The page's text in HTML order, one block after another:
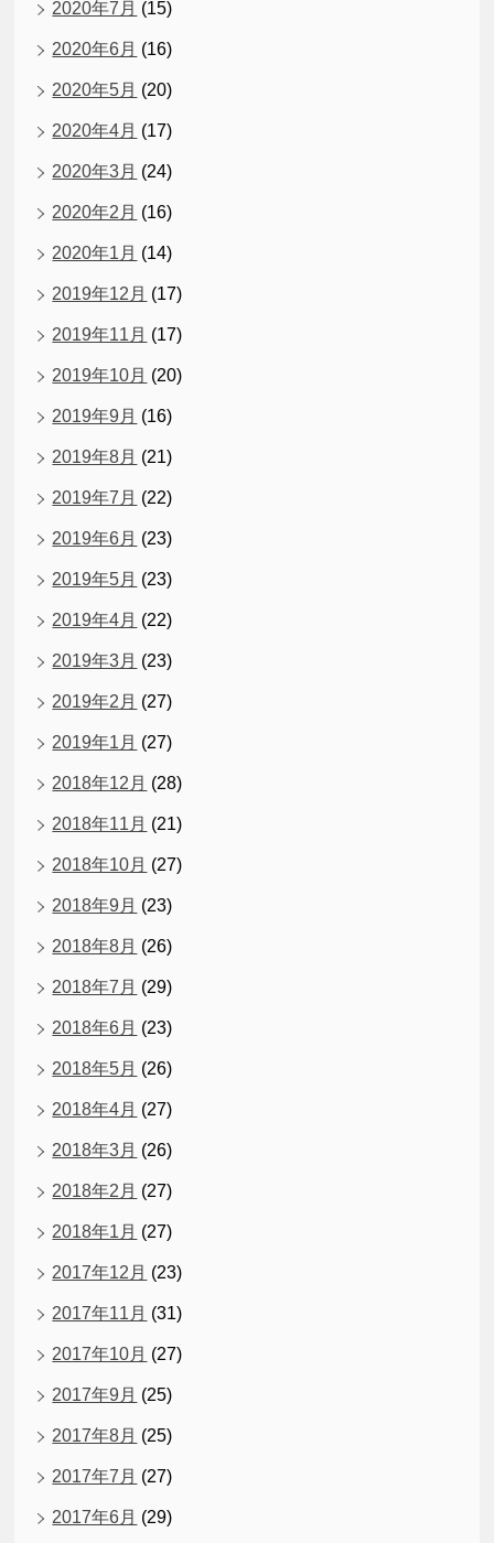
2020年7月 (15)
2020年6月 (16)
2020年5月 (20)
2020年4月 (17)
2020年3月 (24)
2020年2月 (16)
2020年1月 (14)
2019年12月 (17)
2019年11月 (17)
2019年10月 (20)
2019年9月 (16)
2019年8月 (21)
2019年7月 (22)
2019年6月 (23)
2019年5月 (23)
2019年4月 (22)
2019年3月 (23)
2019年2月 (27)
2019年1月 (27)
2018年12月 (28)
2018年11月 (21)
2018年10月 (27)
2018年9月 (23)
2018年8月 (26)
2018年7月 (29)
2018年6月 (23)
2018年5月 (26)
2018年4月 (27)
2018年3月 (26)
2018年2月 (27)
2018年1月 (27)
2017年12月 (23)
2017年11月 (31)
2017年10月 (27)
2017年9月 (25)
2017年8月 (25)
2017年7月 (27)
2017年6月 (29)